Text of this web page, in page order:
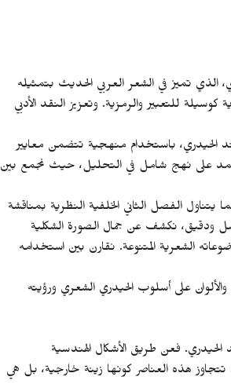
الذي تميز في الشعر العربي الحديث بتمثيله
للتعبير والرمزية. وتعزيز النقد الأدبي
الحيدري، باستخدام منهجية تتضمن معايير
على نهج شامل في التحليل، حيث نجمع بين
الفصل الثاني الخلفية النظرية بمناقشة
ودقيق، نكشف عن جمال الصورة الشكلية
الشعرية المتنوعة. نقارن بين استخدامه
على أسلوب الحيدري الشعري ورؤيته
الحيدري. فعن طريق الأشكال الهندسية
تتجاوز هذه العناصر كونها زينة خارجية، بل هي